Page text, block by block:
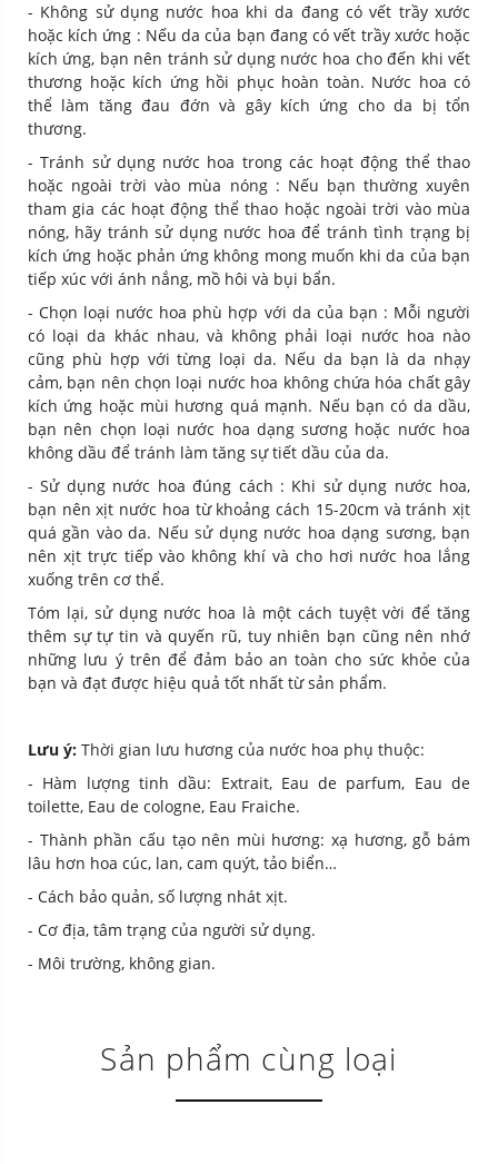
- Không sử dụng nước hoa khi da đang có vết trầy xước
hoặc kích ứng : Nếu da của bạn đang có vết trầy xước hoặc
kích ứng, bạn nên tránh sử dụng nước hoa cho đến khi vết
thương hoặc kích ứng hồi phục hoàn toàn. Nước hoa có
thể làm tăng đau đớn và gây kích ứng cho da bị tổn
thương.
- Tránh sử dụng nước hoa trong các hoạt động thể thao
hoặc ngoài trời vào mùa nóng : Nếu bạn thường xuyên
tham gia các hoạt động thể thao hoặc ngoài trời vào mùa
nóng, hãy tránh sử dụng nước hoa để tránh tình trạng bị
kích ứng hoặc phản ứng không mong muốn khi da của bạn
tiếp xúc với ánh nắng, mồ hôi và bụi bẩn.
- Chọn loại nước hoa phù hợp với da của bạn : Mỗi người
có loại da khác nhau, và không phải loại nước hoa nào
cũng phù hợp với từng loại da. Nếu da bạn là da nhạy
cảm, bạn nên chọn loại nước hoa không chứa hóa chất gây
kích ứng hoặc mùi hương quá mạnh. Nếu bạn có da dầu,
bạn nên chọn loại nước hoa dạng sương hoặc nước hoa
không dầu để tránh làm tăng sự tiết dầu của da.
- Sử dụng nước hoa đúng cách : Khi sử dụng nước hoa,
bạn nên xịt nước hoa từ khoảng cách 15-20cm và tránh xịt
quá gần vào da. Nếu sử dụng nước hoa dạng sương, bạn
nên xịt trực tiếp vào không khí và cho hơi nước hoa lắng
xuống trên cơ thể.
Tóm lại, sử dụng nước hoa là một cách tuyệt vời để tăng
thêm sự tự tin và quyến rũ, tuy nhiên bạn cũng nên nhớ
những lưu ý trên để đảm bảo an toàn cho sức khỏe của
bạn và đạt được hiệu quả tốt nhất từ sản phẩm.
Lưu ý: Thời gian lưu hương của nước hoa phụ thuộc:
- Hàm lượng tinh dầu: Extrait, Eau de parfum, Eau de
toilette, Eau de cologne, Eau Fraiche.
- Thành phần cấu tạo nên mùi hương: xạ hương, gỗ bám
lâu hơn hoa cúc, lan, cam quýt, tảo biển…
- Cách bảo quản, số lượng nhát xịt.
- Cơ địa, tâm trạng của người sử dụng.
- Môi trường, không gian.
Sản phẩm cùng loại